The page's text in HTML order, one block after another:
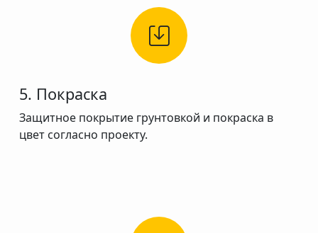
5. Покраска
Защитное покрытие грунтовкой и покраска в
цвет согласно проекту.